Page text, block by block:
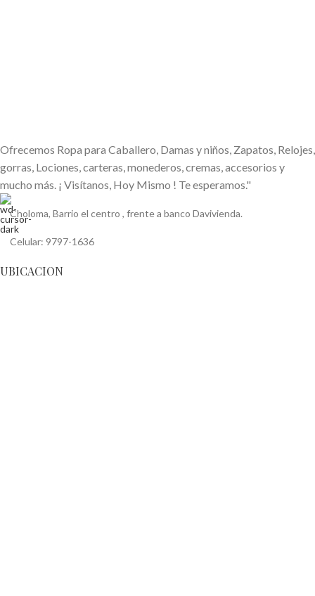
Ofrecemos Ropa para Caballero, Damas y niños, Zapatos, Relojes,
gorras, Lociones, carteras, monederos, cremas, accesorios y
mucho más. ¡ Visítanos, Hoy Mismo ! Te esperamos."
Choloma, Barrio el centro , frente a banco Davivienda.
Celular: 9797-1636
UBICACION